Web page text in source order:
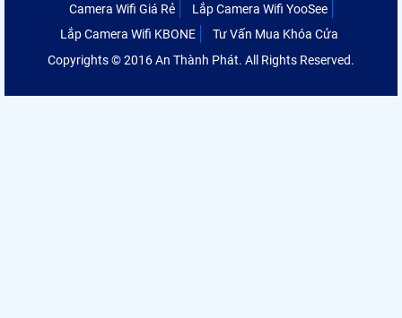
Camera Wifi Giá Rẻ
Lắp Camera Wifi YooSee
Lắp Camera Wifi KBONE
Tư Vấn Mua Khóa Cửa
Copyrights © 2016 An Thành Phát. All Rights Reserved.